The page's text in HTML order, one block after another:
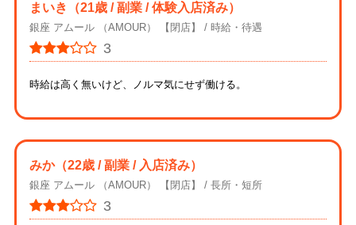
まいき （21歳 / 副業 / 体験入店済み）
銀座 アムール （AMOUR） 【閉店】 時給・待遇
3
時給は高く無いけど、ノルマ気にせず働ける。
みか（22歳 / 副業 / 入店済み）
銀座 アムール （AMOUR） 【閉店】 長所・短所
3